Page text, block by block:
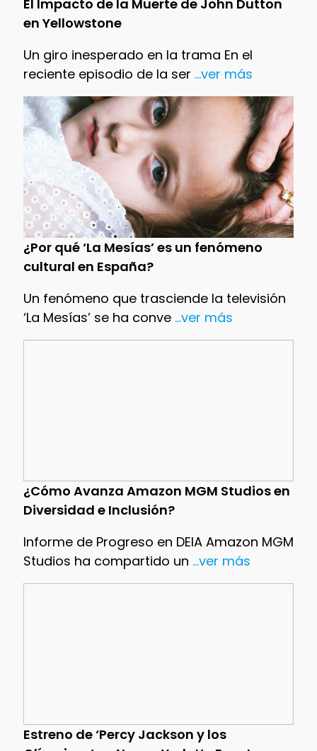
El Impacto de la Muerte de John Dutton
en Yellowstone
Un giro inesperado en la trama En el
reciente episodio de la ser ...ver más
¿Por qué ‘La Mesías’ es un fenómeno
cultural en España?
Un fenómeno que trasciende la televisión
‘La Mesías’ se ha conve...ver más
¿Cómo Avanza Amazon MGM Studios en
Diversidad e Inclusión?
Informe de Progreso en DEIA Amazon MGM
Studios ha compartido un ...ver más
Estreno de ‘Percy Jackson y los